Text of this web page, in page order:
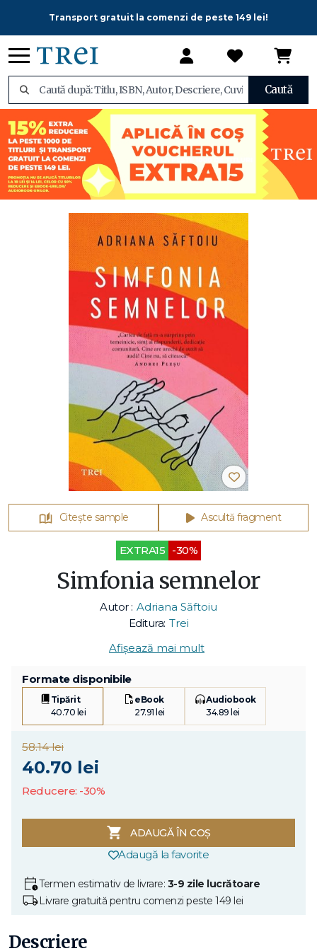
Transport gratuit la comenzi de peste 149 lei!
Caută
Citește sample Ascultă fragment
EXTRA15 -30%
Simfonia semnelor
Autor : Adriana Săftoiu
Editura: Trei
Afișează mai mult
Formate disponibile
Tipărit
40.70 lei
eBook
27.91 lei
Audiobook
34.89 lei
58.14 lei
40.70 lei
Reducere: -30%
ADAUGĂ ÎN COȘ
Adaugă la favorite
Termen estimativ de livrare: 3-9 zile lucrătoare
Livrare gratuită pentru comenzi peste 149 lei
Descriere